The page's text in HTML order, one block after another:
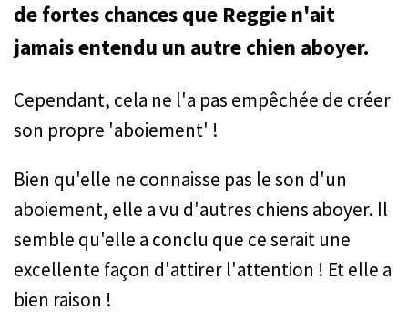
de fortes chances que Reggie n'ait
jamais entendu un autre chien aboyer.
Cependant, cela ne l'a pas empêchée de créer
son propre 'aboiement' !
Bien qu'elle ne connaisse pas le son d'un
aboiement, elle a vu d'autres chiens aboyer. Il
semble qu'elle a conclu que ce serait une
excellente façon d'attirer l'attention ! Et elle a
bien raison !